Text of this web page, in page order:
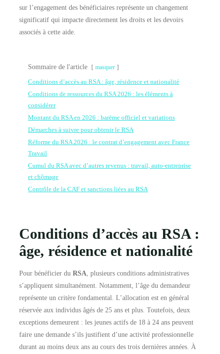
sur l’engagement des bénéficiaires représente un changement
significatif qui impacte directement les droits et les devoirs
associés à cette aide.
Sommaire de l'article masquer
Conditions d’accès au RSA : âge, résidence et nationalité
Conditions de ressources du RSA 2026 : les éléments à
considérer
Montant du RSA en 2026 : barème officiel et variations
Démarches à suivre pour obtenir le RSA
Réforme du RSA 2026 : le contrat d’engagement avec France
Travail
Cumul du RSA avec d’autres revenus : travail, auto-entreprise
et chômage
Contrôle de la CAF et sanctions liées au RSA
Conditions d’accès au RSA :
âge, résidence et nationalité
Pour bénéficier du RSA , plusieurs conditions administratives
s’appliquent simultanément. Notamment, l’âge du demandeur
représente un critère fondamental. L’allocation est en général
réservée aux individus âgés de 25 ans et plus. Toutefois, deux
exceptions demeurent : les jeunes actifs de 18 à 24 ans peuvent
faire une demande s’ils justifient d’une activité professionnelle
durant au moins deux ans au cours des trois dernières années. À